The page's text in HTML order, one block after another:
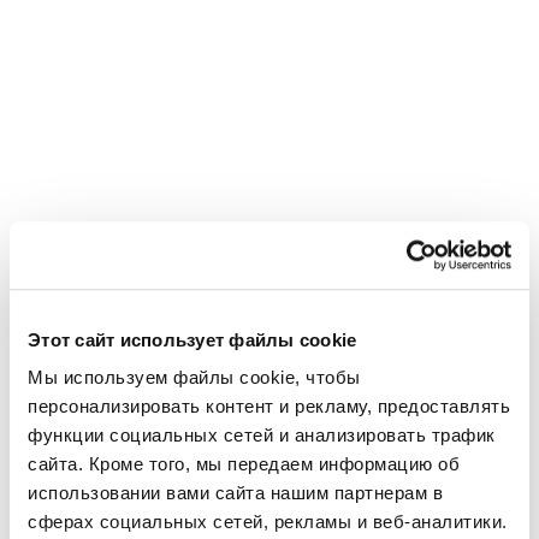
Этот сайт использует файлы cookie
Мы используем файлы cookie, чтобы
персонализировать контент и рекламу, предоставлять
функции социальных сетей и анализировать трафик
сайта. Кроме того, мы передаем информацию об
использовании вами сайта нашим партнерам в
сферах социальных сетей, рекламы и веб-аналитики.
Использовано в этом проекте
Умные продукты для
орошения